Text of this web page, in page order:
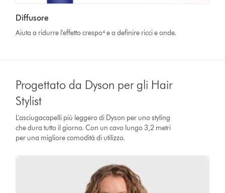
Diffusore
Aiuta a ridurre l'effetto crespo⁴ e a definire ricci e onde.
Progettato da Dyson per gli Hair
Stylist
L'asciugacapelli più leggero di Dyson per uno styling
che dura tutto il giorno. Con un cavo lungo 3,2 metri
per una migliore comodità di utilizzo.